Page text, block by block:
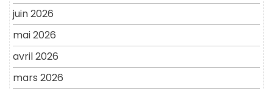
juin 2026
mai 2026
avril 2026
mars 2026